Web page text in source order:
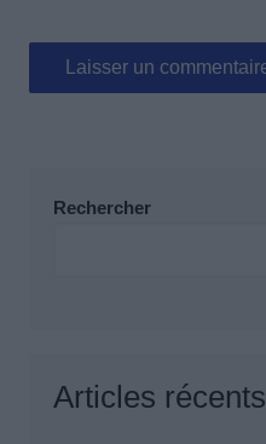
Rechercher
Articles récents